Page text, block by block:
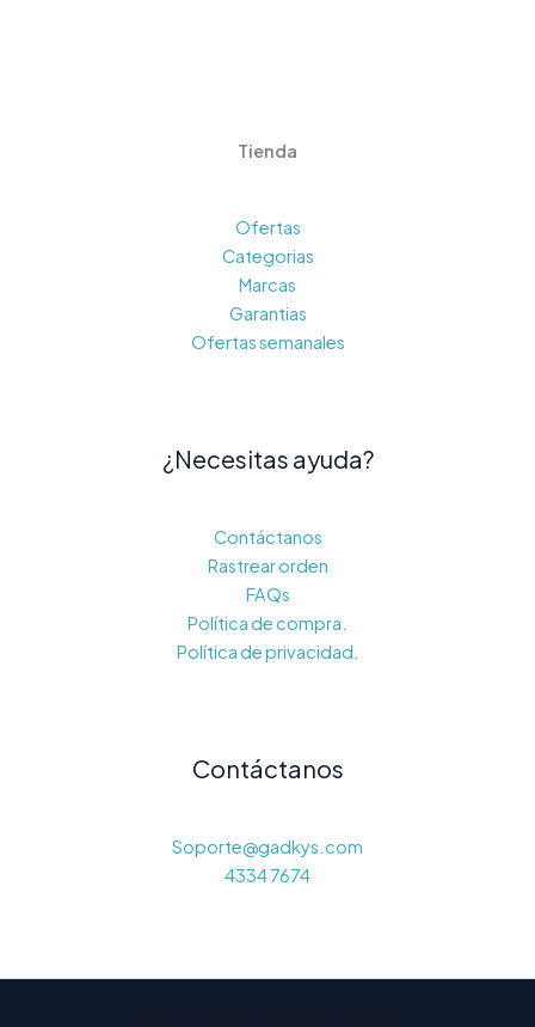
Tienda
Ofertas
Categorias
Marcas
Garantias
Ofertas semanales
¿Necesitas ayuda?
Contáctanos
Rastrear orden
FAQs
Política de compra.
Política de privacidad.
Contáctanos
Soporte@gadkys.com
4334 7674